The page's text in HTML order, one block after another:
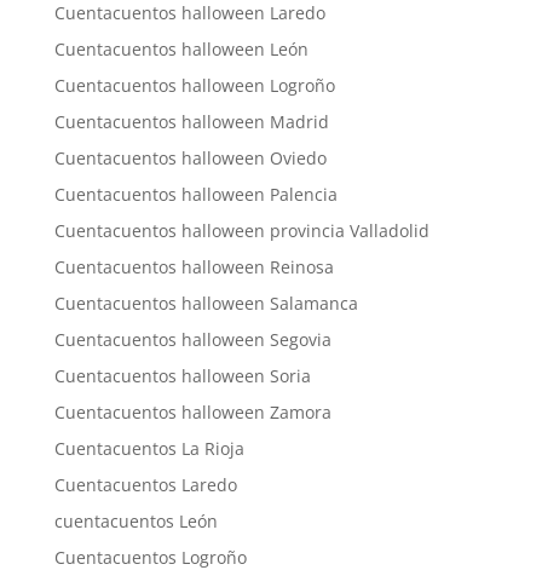
Cuentacuentos halloween Laredo
Cuentacuentos halloween León
Cuentacuentos halloween Logroño
Cuentacuentos halloween Madrid
Cuentacuentos halloween Oviedo
Cuentacuentos halloween Palencia
Cuentacuentos halloween provincia Valladolid
Cuentacuentos halloween Reinosa
Cuentacuentos halloween Salamanca
Cuentacuentos halloween Segovia
Cuentacuentos halloween Soria
Cuentacuentos halloween Zamora
Cuentacuentos La Rioja
Cuentacuentos Laredo
cuentacuentos León
Cuentacuentos Logroño